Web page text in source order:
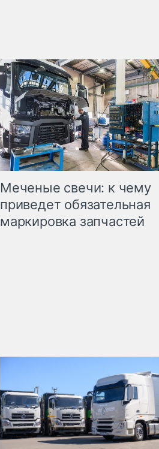
Меченые свечи: к чему
приведет обязательная
маркировка запчастей